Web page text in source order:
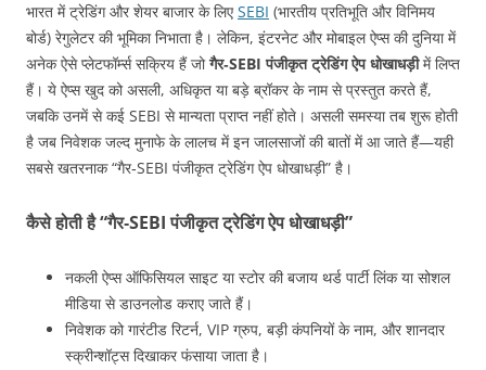
भारत में ट्रेडिंग और शेयर बाजार के लिए SEBI (भारतीय प्रतिभूति और विनिमय
बोर्ड) रेगुलेटर की भूमिका निभाता है। लेकिन, इंटरनेट और मोबाइल ऐप्स की दुनिया में
अनेक ऐसे प्लेटफॉर्म्स सक्रिय हैं जोगैर‑SEBI पंजीकृत ट्रेडिंग ऐप धोखाधड़ीमें लिप्त
हैं। ये ऐप्स खुद को असली, अधिकृत या बड़े ब्रॉकर के नाम से प्रस्तुत करते हैं,
जबकि उनमें से कई SEBI से मान्यता प्राप्त नहीं होते। असली समस्या तब शुरू होती
है जब निवेशक जल्द मुनाफे के लालच में इन जालसाजों की बातों में आ जाते हैं—यही
सबसे खतरनाक “गैर‑SEBI पंजीकृत ट्रेडिंग ऐप धोखाधड़ी” है।
कैसे होती है “गैर‑SEBI पंजीकृत ट्रेडिंग ऐप धोखाधड़ी”
नकली ऐप्स ऑफिसियल साइट या स्टोर की बजाय थर्ड पार्टी लिंक या सोशल
मीडिया से डाउनलोड कराए जाते हैं।
निवेशक को गारंटीड रिटर्न, VIP ग्रुप, बड़ी कंपनियों के नाम, और शानदार
स्क्रीन्शॉट्स दिखाकर फंसाया जाता है।